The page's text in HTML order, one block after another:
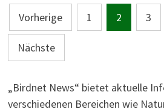
Seitennummerierung
der
Beiträge
Vorherige 1 2 3
Nächste
„Birdnet News“ bietet aktuelle
verschiedenen Bereichen wie